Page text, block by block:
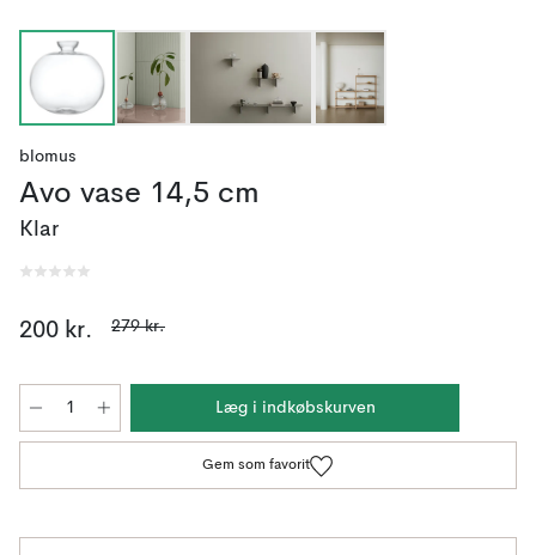
blomus
Avo vase 14,5 cm
Klar
200 kr. 279 kr.
Læg i indkøbskurven
Gem som favorit